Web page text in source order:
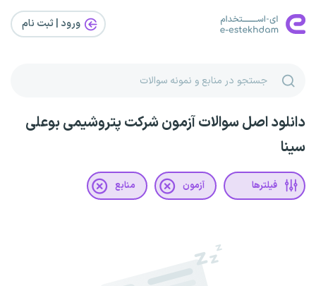
ورود | ثبت‌ نام
دانلود اصل سوالات آزمون شرکت پتروشیمی بوعلی
سینا
فیلترها آزمون منابع